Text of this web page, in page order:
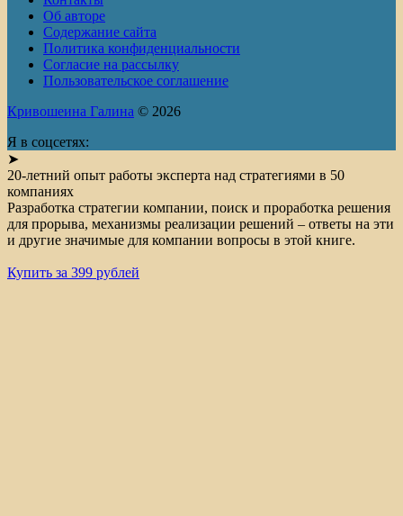
Об авторе
Содержание сайта
Политика конфиденциальности
Согласие на рассылку
Пользовательское соглашение
Кривошеина Галина © 2026
Я в соцсетях:
➤
20-летний опыт работы эксперта над стратегиями в 50
компаниях
Разработка стратегии компании, поиск и проработка решения
для прорыва, механизмы реализации решений – ответы на эти
и другие значимые для компании вопросы в этой книге.
Купить за 399 рублей